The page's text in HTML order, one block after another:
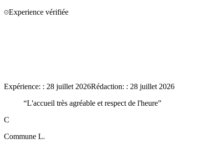
Experience vérifiée
Expérience: : 28 juillet 2026Rédaction: : 28 juillet 2026
“L'accueil très agréable et respect de l'heure”
C
Commune L.